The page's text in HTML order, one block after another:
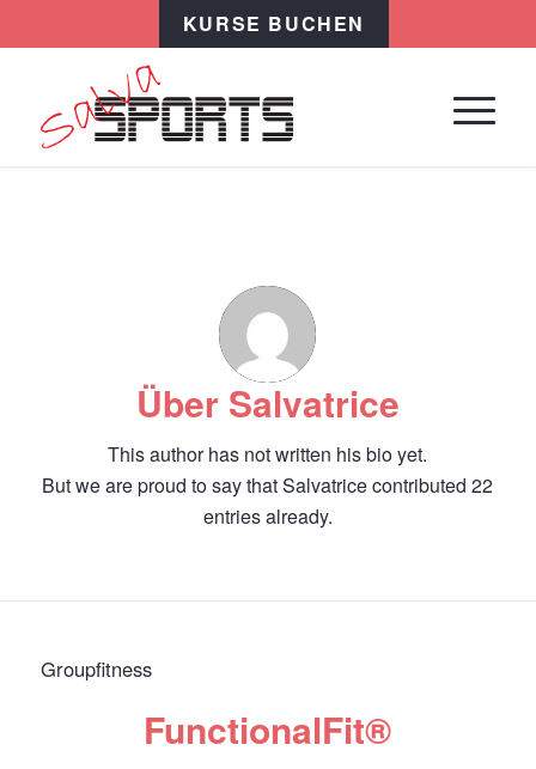
KURSE BUCHEN
Über Salvatrice
This author has not written his bio yet.
But we are proud to say thatSalvatricecontributed 22
entries already.
Groupfitness
FunctionalFit®